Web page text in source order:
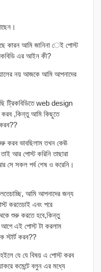
কারন আমি জানিনা েই পোস্ট
এর আইন কী?
নয় আজকে আমি আপনাদের
ট্রিকবিডিতে web design
,কিন্তু আমি কিছুতে
করব??
করব ভাবছিলাম তখন কেঊ
আর পোস্ট করিনি তাছারা
সে সকল পর্ব শেষ ও করেনি।
আমি আপনাদের জন্য
করতেচাই এবং পরে
শুরু করতে হবে,কিন্তু
এই পোস্ট টা করলাম
স্টার্ট করব??
যে যে বিষয় এ পোস্ট করব
কমেন্টে বলুন এর মধ্যে